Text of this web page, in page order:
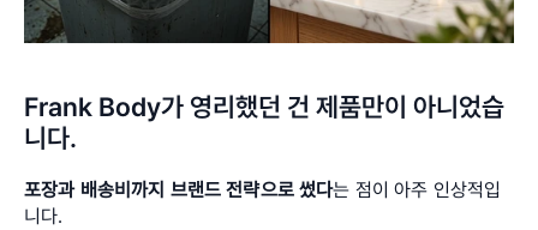
Frank Body가 영리했던 건 제품만이 아니었습
니다.
포장과 배송비까지 브랜드 전략으로 썼다는 점이 아주 인상적입
니다.